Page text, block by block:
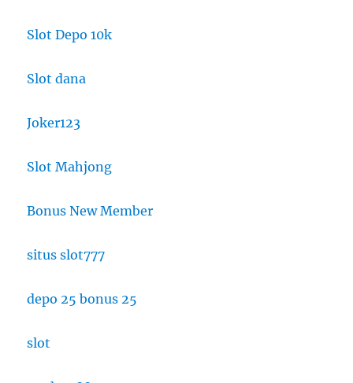
Slot Depo 10k
Slot dana
Joker123
Slot Mahjong
Bonus New Member
situs slot777
depo 25 bonus 25
slot